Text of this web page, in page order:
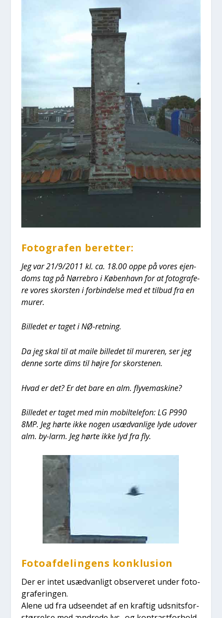
Foto­gra­fen beret­ter:
Jeg var 21/9/2011 kl. ca. 18.00 oppe på vores ejen­
doms tag på Nør­re­bro i Køben­havn for at foto­gra­fe­
re vores skor­sten i for­bin­del­se med et til­bud fra en
murer.
Bil­le­det er taget i NØ-ret­ning.
Da jeg skal til at mai­le bil­le­det til mure­ren, ser jeg
den­ne sor­te dims til høj­re for skor­ste­nen.
Hvad er det? Er det bare en alm. fly­ve­ma­ski­ne?
Bil­le­det er taget med min mobil­te­le­fon: LG P990
8MP. Jeg hør­te ikke nogen usæd­van­li­ge lyde udover
alm. by-larm. Jeg hør­te ikke lyd fra fly.
Foto­af­de­lin­gens kon­klu­sion
Der er intet usæd­van­ligt obser­ve­ret under foto­
gra­fe­rin­gen.
Ale­ne ud fra udse­en­det af en kraf­tig udsnits­for­